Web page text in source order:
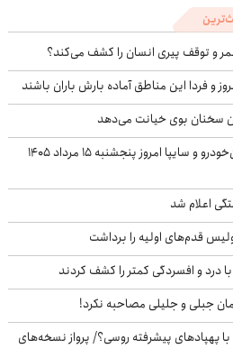
و فردا این مناطق آماده بارش باران باشند
سخنان بوی خیانت می‌دهد
تغییر تند قیمت محصولات ایران‌خودرو و سایپا امروز پنجشنبه ۱۵ مرداد ۱۴۰۵
اعلام شد
قدم‌های اولیه را برداشت
درد و افسردگی کمتر را کشف کردند
جبلی و جلیلی مصاحبه نکرد!
با پهپادهای پیشرفته روسی؟/ پرواز نسخه‌های